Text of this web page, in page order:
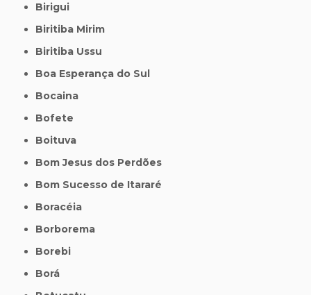
Birigui
Biritiba Mirim
Biritiba Ussu
Boa Esperança do Sul
Bocaina
Bofete
Boituva
Bom Jesus dos Perdões
Bom Sucesso de Itararé
Boracéia
Borborema
Borebi
Borá